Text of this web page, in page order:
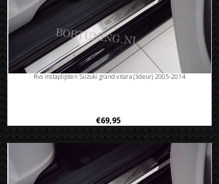
Rvs instaplijsten Suzuki grand vitara (3deur) 2005-2014
€69,95